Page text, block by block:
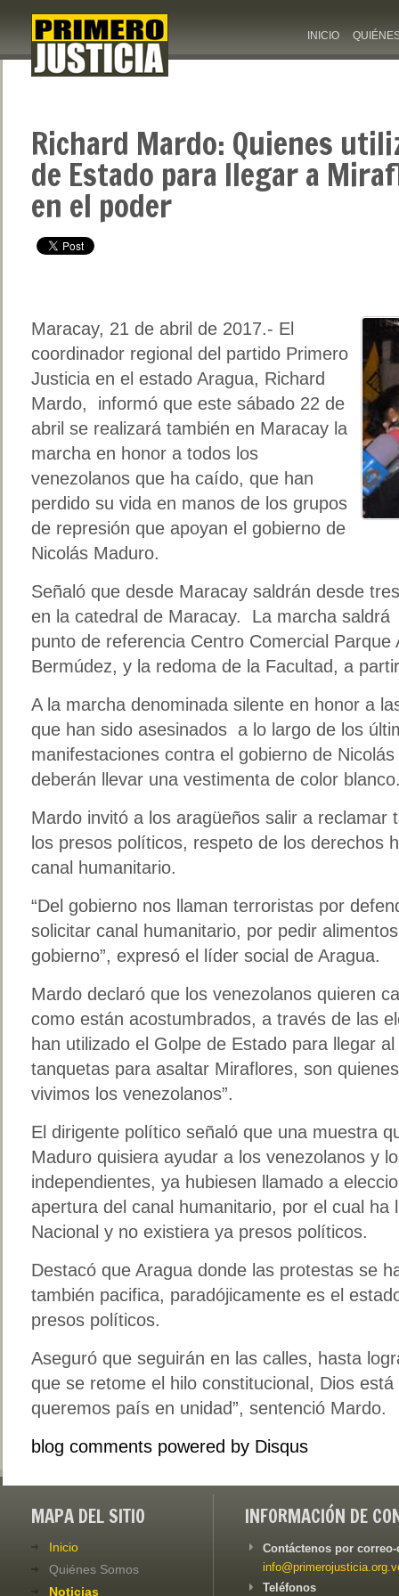
INICIO
Richard Mardo: Quienes
de Estado para llegar a
en el poder
Maracay, 21 de abril de 2017.- El
coordinador regional del partido Primero
Justicia en el estado Aragua, Richard
Mardo, informó que este sábado 22 de
abril se realizará también en Maracay la
marcha en honor a todos los
venezolanos que ha caído, que han
perdido su vida en manos de los grupos
de represión que apoyan el gobierno de
Nicolás Maduro.
Señaló que desde Maracay saldrán desde
en la catedral de Maracay. La marcha
punto de referencia Centro Comercial
Bermúdez, y la redoma de la Facultad, a
A la marcha denominada silente en honor a
que han sido asesinados a lo largo de los
manifestaciones contra el gobierno de
deberán llevar una vestimenta de color
Mardo invitó a los aragüeños salir a reclamar
los presos políticos, respeto de los derechos
canal humanitario.
“Del gobierno nos llaman terroristas por
solicitar canal humanitario, por pedir
gobierno”, expresó el líder social de Aragua.
Mardo declaró que los venezolanos quieren
como están acostumbrados, a través de las
han utilizado el Golpe de Estado para llegar
tanquetas para asaltar Miraflores, son
vivimos los venezolanos”.
El dirigente político señaló que una muestra
Maduro quisiera ayudar a los venezolanos y
independientes, ya hubiesen llamado a
apertura del canal humanitario, por el cual ha
Nacional y no existiera ya presos políticos.
Destacó que Aragua donde las protestas se
también pacifica, paradójicamente es el
presos políticos.
Aseguró que seguirán en las calles, hasta
que se retome el hilo constitucional, Dios
queremos país en unidad”, sentenció Mardo.
blog comments powered by Disqus
MAPA DEL SITIO
Inicio
Quiénes Somos
Noticias
INFORMACIÓN DE
Contáctenos por
Teléfonos